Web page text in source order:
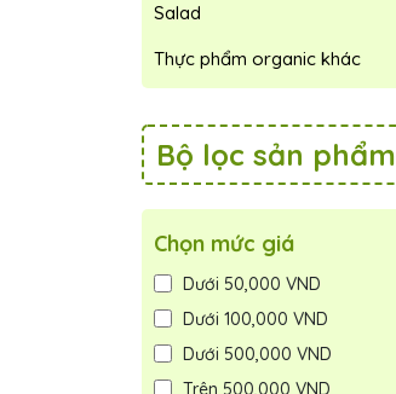
Salad
Thực phẩm organic khác
Bộ lọc sản phẩm
Chọn mức giá
Dưới 50,000 VND
Dưới 100,000 VND
Dưới 500,000 VND
Trên 500,000 VND